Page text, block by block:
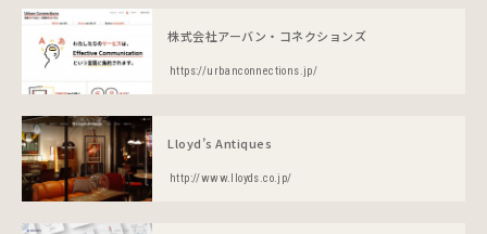
株式会社アーバン・コネクションズ
https://urbanconnections.jp/
Lloyd’s Antiques
http://www.lloyds.co.jp/